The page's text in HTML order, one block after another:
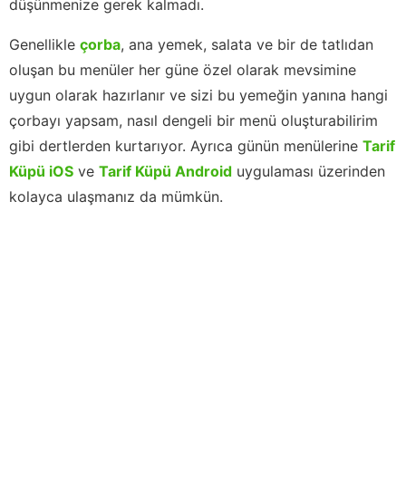
düşünmenize gerek kalmadı.
Genellikle çorba, ana yemek, salata ve bir de tatlıdan
oluşan bu menüler her güne özel olarak mevsimine
uygun olarak hazırlanır ve sizi bu yemeğin yanına hangi
çorbayı yapsam, nasıl dengeli bir menü oluşturabilirim
gibi dertlerden kurtarıyor. Ayrıca günün menülerine Tarif
Küpü iOS ve Tarif Küpü Android uygulaması üzerinden
kolayca ulaşmanız da mümkün.